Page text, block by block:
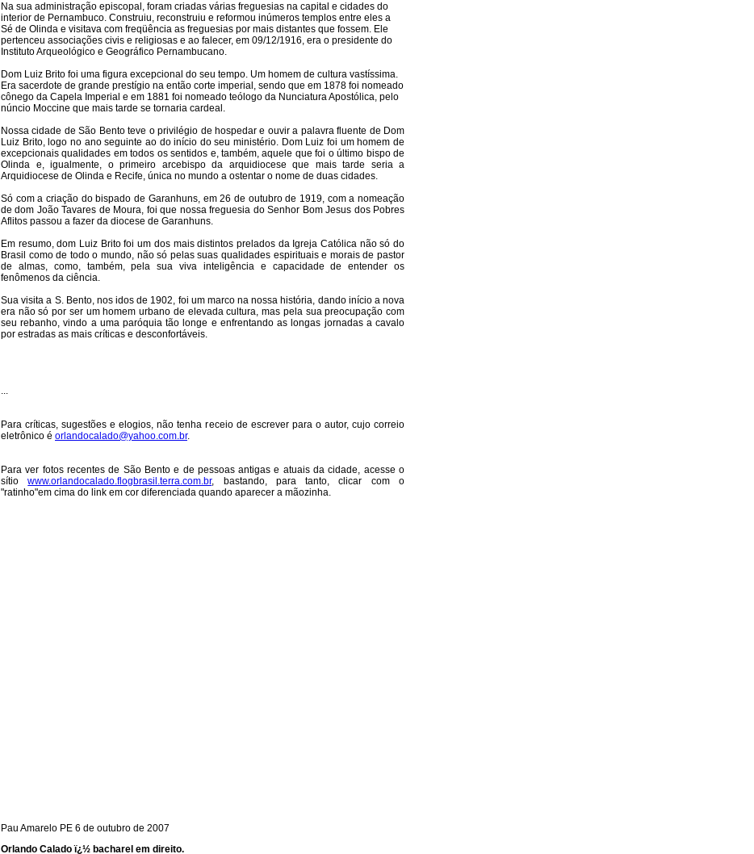
Na sua administração episcopal, foram criadas várias freguesias na capital e cidades do
interior de Pernambuco. Construiu, reconstruiu e reformou inúmeros templos entre eles a
Sé de Olinda e visitava com freqüência as freguesias por mais distantes que fossem. Ele
pertenceu associações civis e religiosas e ao falecer, em 09/12/1916, era o presidente do
Instituto Arqueológico e Geográfico Pernambucano.
Dom Luiz Brito foi uma figura excepcional do seu tempo. Um homem de cultura vastíssima.
Era sacerdote de grande prestígio na então corte imperial, sendo que em 1878 foi nomeado
cônego da Capela Imperial e em 1881 foi nomeado teólogo da Nunciatura Apostólica, pelo
núncio Moccine que mais tarde se tornaria cardeal.
Nossa cidade de São Bento teve o privilégio de hospedar e ouvir a palavra fluente de Dom
Luiz Brito, logo no ano seguinte ao do início do seu ministério. Dom Luiz foi um homem de
excepcionais qualidades em todos os sentidos e, também, aquele que foi o último bispo de
Olinda e, igualmente, o primeiro arcebispo da arquidiocese que mais tarde seria a
Arquidiocese de Olinda e Recife, única no mundo a ostentar o nome de duas cidades.
Só com a criação do bispado de Garanhuns, em 26 de outubro de 1919, com a nomeação
de dom João Tavares de Moura, foi que nossa freguesia do Senhor Bom Jesus dos Pobres
Aflitos passou a fazer da diocese de Garanhuns.
Em resumo, dom Luiz Brito foi um dos mais distintos prelados da Igreja Católica não só do
Brasil como de todo o mundo, não só pelas suas qualidades espirituais e morais de pastor
de almas, como, também, pela sua viva inteligência e capacidade de entender os
fenômenos da ciência.
Sua visita a S. Bento, nos idos de 1902, foi um marco na nossa história, dando início a nova
era não só por ser um homem urbano de elevada cultura, mas pela sua preocupação com
seu rebanho, vindo a uma paróquia tão longe e enfrentando as longas jornadas a cavalo
por estradas as mais críticas e desconfortáveis.
...
Para críticas, sugestões e elogios, não tenha receio de escrever para o autor, cujo correio
eletrônico é orlandocalado@yahoo.com.br.
Para ver fotos recentes de São Bento e de pessoas antigas e atuais da cidade, acesse o
sítiowww.orlandocalado.flogbrasil.terra.com.br, bastando, para tanto, clicar com o
"ratinho"em cima do link em cor diferenciada quando aparecer a mãozinha.
Pau Amarelo PE 6 de outubro de 2007
Orlando Calado ï¿½ bacharel em direito.